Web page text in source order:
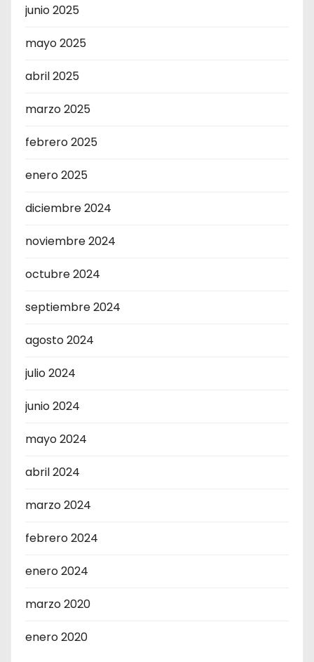
junio 2025
mayo 2025
abril 2025
marzo 2025
febrero 2025
enero 2025
diciembre 2024
noviembre 2024
octubre 2024
septiembre 2024
agosto 2024
julio 2024
junio 2024
mayo 2024
abril 2024
marzo 2024
febrero 2024
enero 2024
marzo 2020
enero 2020